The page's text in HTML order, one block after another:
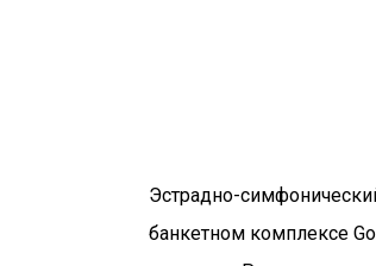
Эстрадно-
банкетном комплексе